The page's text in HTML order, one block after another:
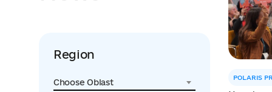
Photo
Tag Cloud
Waste management
Region
Choose Oblast
POLARIS